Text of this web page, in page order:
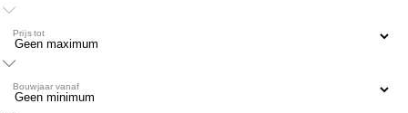
Prijs tot
Bouwjaar vanaf